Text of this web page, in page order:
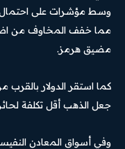
وسط مؤشرات على احتمال
مما خفف المخاوف من
مضيق هرمز.
كما استقر الدولار
جعل الذهب أقل تكلفة